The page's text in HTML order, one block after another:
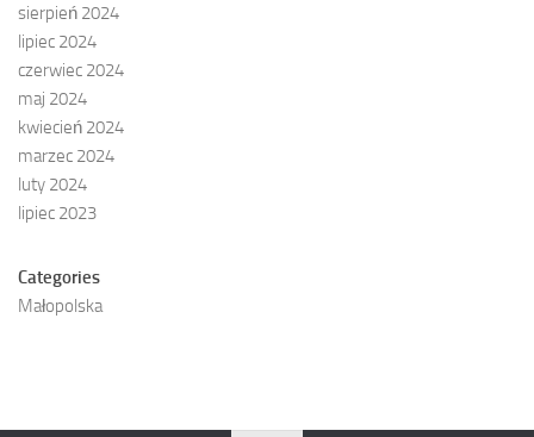
sierpień 2024
lipiec 2024
czerwiec 2024
maj 2024
kwiecień 2024
marzec 2024
luty 2024
lipiec 2023
Categories
Małopolska